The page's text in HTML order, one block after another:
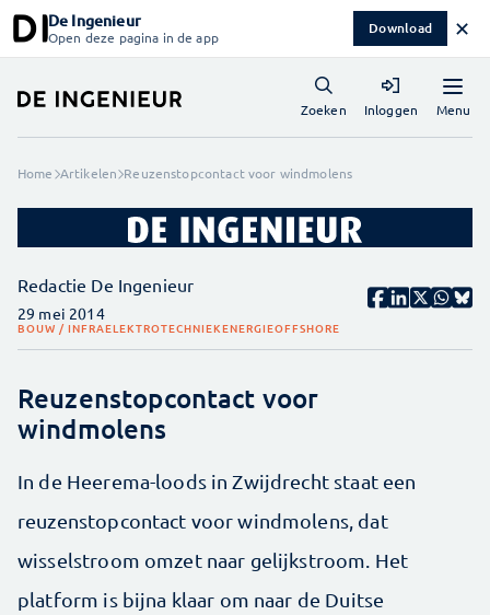
De Ingenieur
Open deze pagina in de app Download ✕
Menu
Zoeken Inloggen
Home Artikelen Reuzenstopcontact voor windmolens
Redactie De Ingenieur
29 mei 2014
BOUW / INFRAELEKTROTECHNIEKENERGIEOFFSHORE
Reuzenstopcontact voor
windmolens
In de Heerema-loods in Zwijdrecht staat een
reuzenstopcontact voor windmolens, dat
wisselstroom omzet naar gelijkstroom. Het
platform is bijna klaar om naar de Duitse